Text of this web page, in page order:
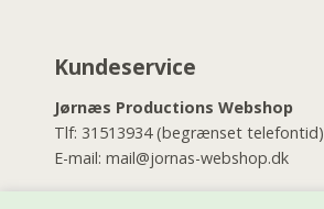
Kundeservice
Jørnæs Productions Webshop
Tlf: 31513934(begrænset telefontid)
E-mail: mail@jornas-webshop.dk